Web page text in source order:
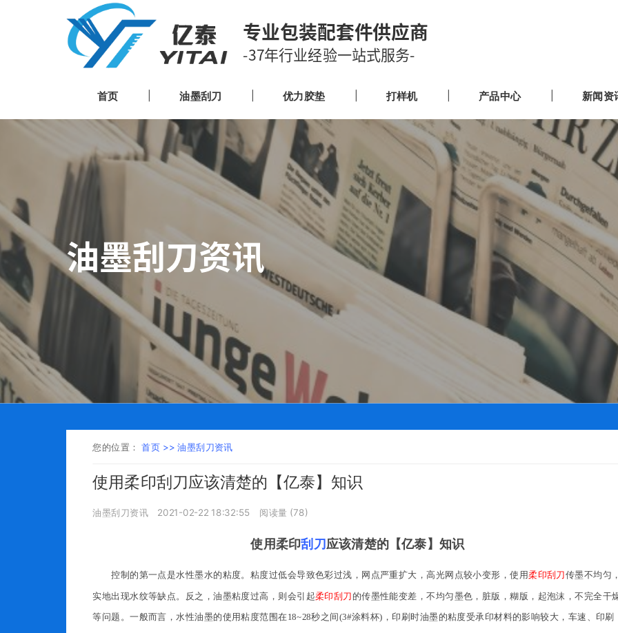
首页 油墨刮刀 优力胶垫 打样机 产品中心 新闻资
专业包装配套件供应商
-37年行业经验一站式服务-
油墨刮刀资讯
您的位置：首页 >>油墨刮刀资讯
使用柔印刮刀应该清楚的【亿泰】知识
油墨刮刀资讯 2021-02-22 18:32:55 阅读量 (78)
使用柔印刮刀应该清楚的【亿泰】知识
控制的第一点是水性墨水的粘度。粘度过低会导致色彩过浅，网点严重扩大，高光网点较小变形，使用柔印刮刀 传墨不均匀
实地出现水纹等缺点。反之，油墨粘度过高，则会引起柔印刮刀 的传墨性能变差，不均匀墨色，脏版，糊版，起泡沫，不完全干
等问题。一般而言，水性油墨的使用粘度范围在18~28秒之间(3#涂料杯)，印刷时油墨的粘度受承印材料的影响较大，车速、印刷